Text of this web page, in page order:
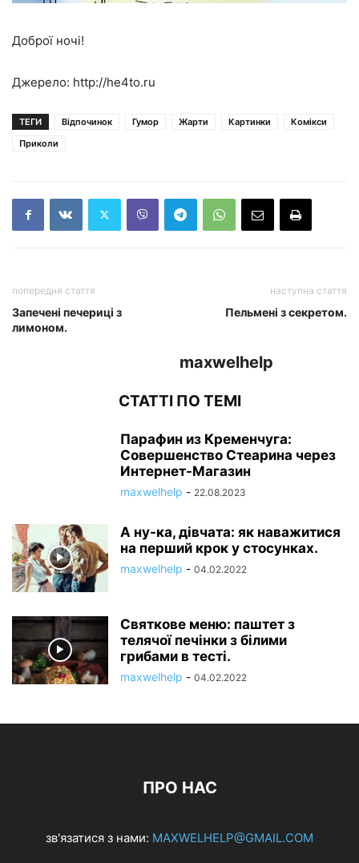
Доброї ночі!
Джерело: http://he4to.ru
ТЕГИ Відпочинок Гумор Жарти Картинки
Комікси
Приколи
попередня стаття
Запечені печериці з
лимоном.
наступна стаття
Пельмені з секретом.
maxwelhelp
СТАТТІ ПО ТЕМІ
Парафин из Кременчуга:
Совершенство Стеарина через
Интернет-Магазин
maxwelhelp - 22.08.2023
А ну-ка, дівчата: як наважитися
на перший крок у стосунках.
maxwelhelp - 04.02.2022
Святкове меню: паштет з
телячої печінки з білими
грибами в тесті.
maxwelhelp - 04.02.2022
ПРО НАС
зв'язатися з нами: MAXWELHELP@GMAIL.COM